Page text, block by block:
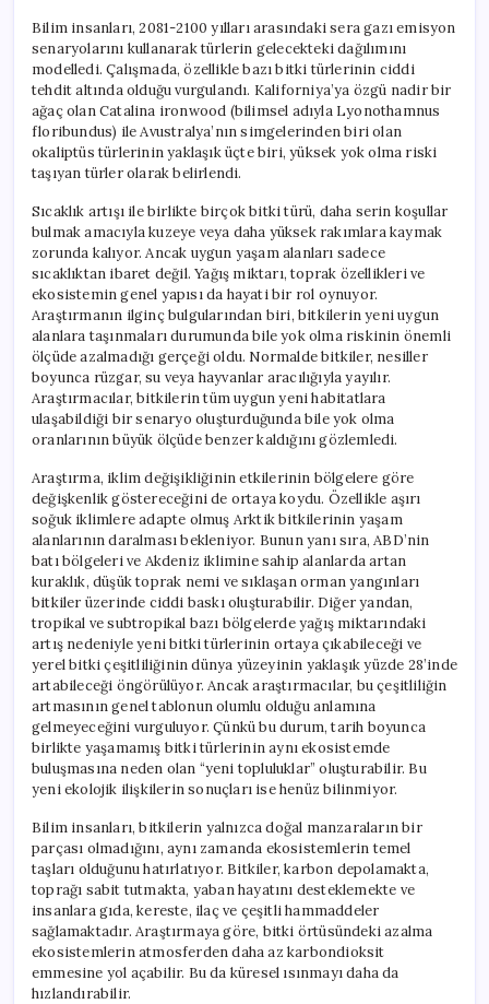
Bilim insanları, 2081-2100 yılları arasındaki sera gazı emisyon
senaryolarını kullanarak türlerin gelecekteki dağılımını
modelledi. Çalışmada, özellikle bazı bitki türlerinin ciddi
tehdit altında olduğu vurgulandı. Kaliforniya’ya özgü nadir bir
ağaç olan Catalina ironwood (bilimsel adıyla Lyonothamnus
floribundus) ile Avustralya’nın simgelerinden biri olan
okaliptüs türlerinin yaklaşık üçte biri, yüksek yok olma riski
taşıyan türler olarak belirlendi.
Sıcaklık artışı ile birlikte birçok bitki türü, daha serin koşullar
bulmak amacıyla kuzeye veya daha yüksek rakımlara kaymak
zorunda kalıyor. Ancak uygun yaşam alanları sadece
sıcaklıktan ibaret değil. Yağış miktarı, toprak özellikleri ve
ekosistemin genel yapısı da hayati bir rol oynuyor.
Araştırmanın ilginç bulgularından biri, bitkilerin yeni uygun
alanlara taşınmaları durumunda bile yok olma riskinin önemli
ölçüde azalmadığı gerçeği oldu. Normalde bitkiler, nesiller
boyunca rüzgar, su veya hayvanlar aracılığıyla yayılır.
Araştırmacılar, bitkilerin tüm uygun yeni habitatlara
ulaşabildiği bir senaryo oluşturduğunda bile yok olma
oranlarının büyük ölçüde benzer kaldığını gözlemledi.
Araştırma, iklim değişikliğinin etkilerinin bölgelere göre
değişkenlik göstereceğini de ortaya koydu. Özellikle aşırı
soğuk iklimlere adapte olmuş Arktik bitkilerinin yaşam
alanlarının daralması bekleniyor. Bunun yanı sıra, ABD’nin
batı bölgeleri ve Akdeniz iklimine sahip alanlarda artan
kuraklık, düşük toprak nemi ve sıklaşan orman yangınları
bitkiler üzerinde ciddi baskı oluşturabilir. Diğer yandan,
tropikal ve subtropikal bazı bölgelerde yağış miktarındaki
artış nedeniyle yeni bitki türlerinin ortaya çıkabileceği ve
yerel bitki çeşitliliğinin dünya yüzeyinin yaklaşık yüzde 28’inde
artabileceği öngörülüyor. Ancak araştırmacılar, bu çeşitliliğin
artmasının genel tablonun olumlu olduğu anlamına
gelmeyeceğini vurguluyor. Çünkü bu durum, tarih boyunca
birlikte yaşamamış bitki türlerinin aynı ekosistemde
buluşmasına neden olan “yeni topluluklar” oluşturabilir. Bu
yeni ekolojik ilişkilerin sonuçları ise henüz bilinmiyor.
Bilim insanları, bitkilerin yalnızca doğal manzaraların bir
parçası olmadığını, aynı zamanda ekosistemlerin temel
taşları olduğunu hatırlatıyor. Bitkiler, karbon depolamakta,
toprağı sabit tutmakta, yaban hayatını desteklemekte ve
insanlara gıda, kereste, ilaç ve çeşitli hammaddeler
sağlamaktadır. Araştırmaya göre, bitki örtüsündeki azalma
ekosistemlerin atmosferden daha az karbondioksit
emmesine yol açabilir. Bu da küresel ısınmayı daha da
hızlandırabilir.